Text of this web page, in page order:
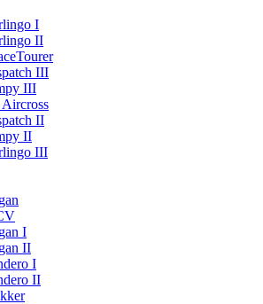
I
II
III
III
II
II
III
I
II
I
II